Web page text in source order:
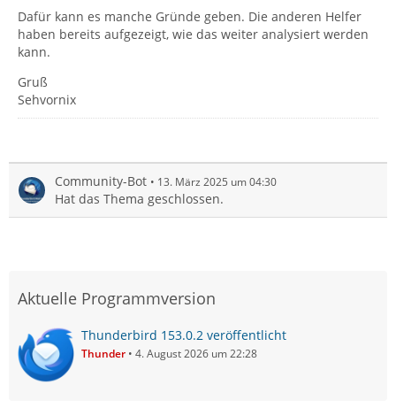
Dafür kann es manche Gründe geben. Die anderen Helfer
haben bereits aufgezeigt, wie das weiter analysiert werden
kann.
Gruß
Sehvornix
Community-Bot 13. März 2025 um 04:30
Hat das Thema geschlossen.
Aktuelle Programmversion
Thunderbird 153.0.2 veröffentlicht
Thunder 4. August 2026 um 22:28